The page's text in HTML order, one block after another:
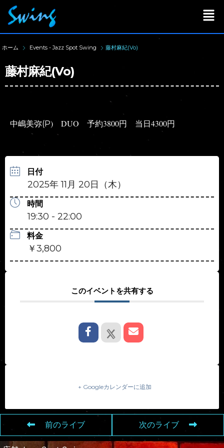
ホーム Events - Jazz Spot Swing 藤村麻紀(Vo)
藤村麻紀(Vo)
中嶋美弥(P) DUO 予約3800円 当日4300円
日付
2025年 11月 20日（木）
時間
19:30 - 22:00
料金
￥3,800
このイベントを共有する
+ Googleカレンダーに追加
前のライブ 次のライブ